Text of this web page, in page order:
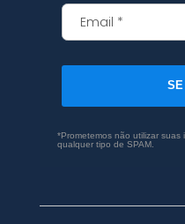
SE
*Prometemos não utilizar
qualquer tipo de SPAM.